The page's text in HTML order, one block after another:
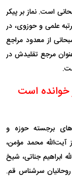
است. نماز بر پیکر
علمی و حوزوی، در
از معدود مراجع
مرجع تقلیدش در
خوانده است
برجسته حوزه و
محمد مؤمن،
ابراهیم جناتی، شیخ
سرشناس قم.